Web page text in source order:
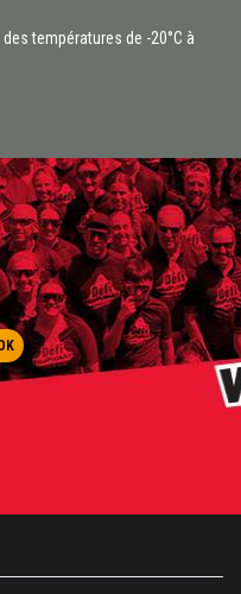
températures de -20°C à